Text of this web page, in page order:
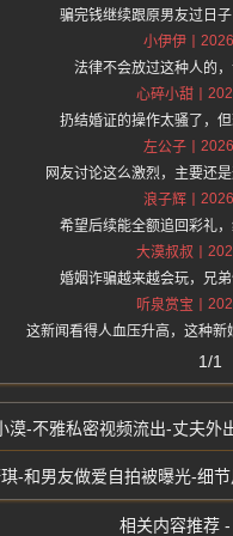
骗完钱继续跟原男友过日子
小伊伊
法律不会放过这种人的，
心碎小甜
扔结婚证的操作太骚了，但
左公子
网友讨论这么激烈，主要还
浪子辉
希望后续能全额追回彩礼，
大漠叔叔
婚姻诈骗越来越会玩，兄弟
听泉赏宝
这新闻看得人血压升高，这种新
1/1
漠-不雅私密视频流出-丈夫外
-和男友做爱自拍被曝光-细
相关内容推荐